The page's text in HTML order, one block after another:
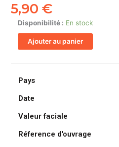
5,90€
Disponibilité : En stock
quantité
de
PORTUGAL
de
50
01-
1980,
Infante
Ajouter au panier
Pays
Date
Valeur faciale
Réference d'ouvrage